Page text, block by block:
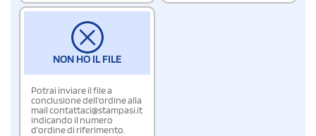
NON HO IL FILE
Potrai inviare il file a
conclusione dell'ordine alla
mail contattaci@stampasi.it
indicando il numero
d'ordine di riferimento.